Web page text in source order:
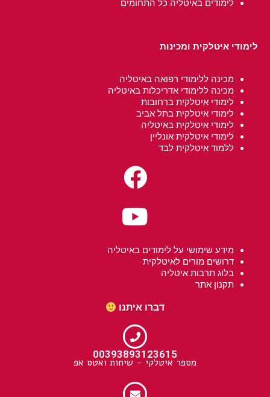
לימודים באיטליה כל התחומים
לימודי איטלקית ומכינות
מכינה ללימודי רפואה באיטליה
מכינה ללימודי אדריכלות באיטליה
לימודי איטלקית ברחובות
לימודי איטלקית בתל אביב
לימודי איטלקית באיטליה
לימודי איטלקית אונליין
ללמוד איטלקית לבד
מידע שימושי על לימודים באיטליה
דרושים מורים לאיטלקית
בלוג תרבות איטליה
תקנון אתר
דברו איתנו
00393893123615
מספר איטלקי - שיחות ואטס אפ